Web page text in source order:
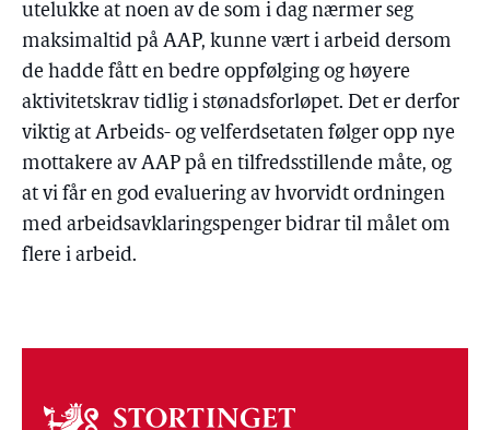
utelukke at noen av de som i dag nærmer seg
maksimaltid på AAP, kunne vært i arbeid dersom
de hadde fått en bedre oppfølging og høyere
aktivitetskrav tidlig i stønadsforløpet. Det er derfor
viktig at Arbeids- og velferdsetaten følger opp nye
mottakere av AAP på en tilfredsstillende måte, og
at vi får en god evaluering av hvorvidt ordningen
med arbeidsavklaringspenger bidrar til målet om
flere i arbeid.
Om